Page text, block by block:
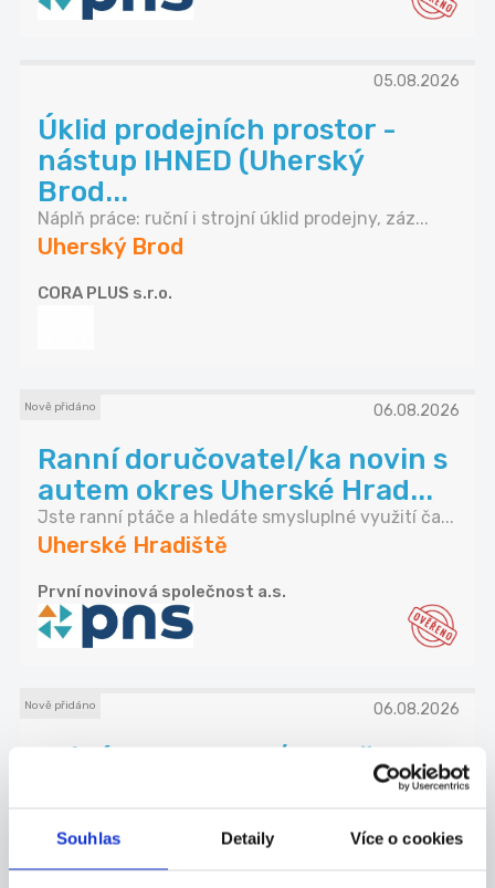
Souhlas Detaily Více o cookies
05.08.2026
Úklid prodejních prostor -
nástup IHNED (Uherský
Brod...
Náplň práce: ruční i strojní úklid prodejny, záz...
Uherský Brod
CORA PLUS s.r.o.
Nově přidáno 06.08.2026
Ranní doručovatel/ka novin s
autem okres Uherské Hrad...
Jste ranní ptáče a hledáte smysluplné využití ča...
Uherské Hradiště
První novinová společnost a.s.
Nově přidáno 06.08.2026
Brigáda na 3 hod/denně za
Jste ranní ptáče a hledáte smysluplné využití ča...
Uherské Hradiště